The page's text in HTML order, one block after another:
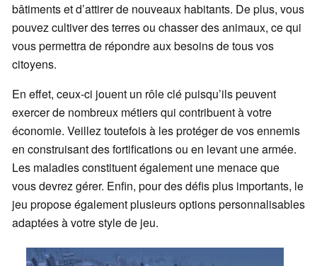
bâtiments et d’attirer de nouveaux habitants. De plus, vous
pouvez cultiver des terres ou chasser des animaux, ce qui
vous permettra de répondre aux besoins de tous vos
citoyens.
En effet, ceux-ci jouent un rôle clé puisqu’ils peuvent
exercer de nombreux métiers qui contribuent à votre
économie. Veillez toutefois à les protéger de vos ennemis
en construisant des fortifications ou en levant une armée.
Les maladies constituent également une menace que
vous devrez gérer. Enfin, pour des défis plus importants, le
jeu propose également plusieurs options personnalisables
adaptées à votre style de jeu.